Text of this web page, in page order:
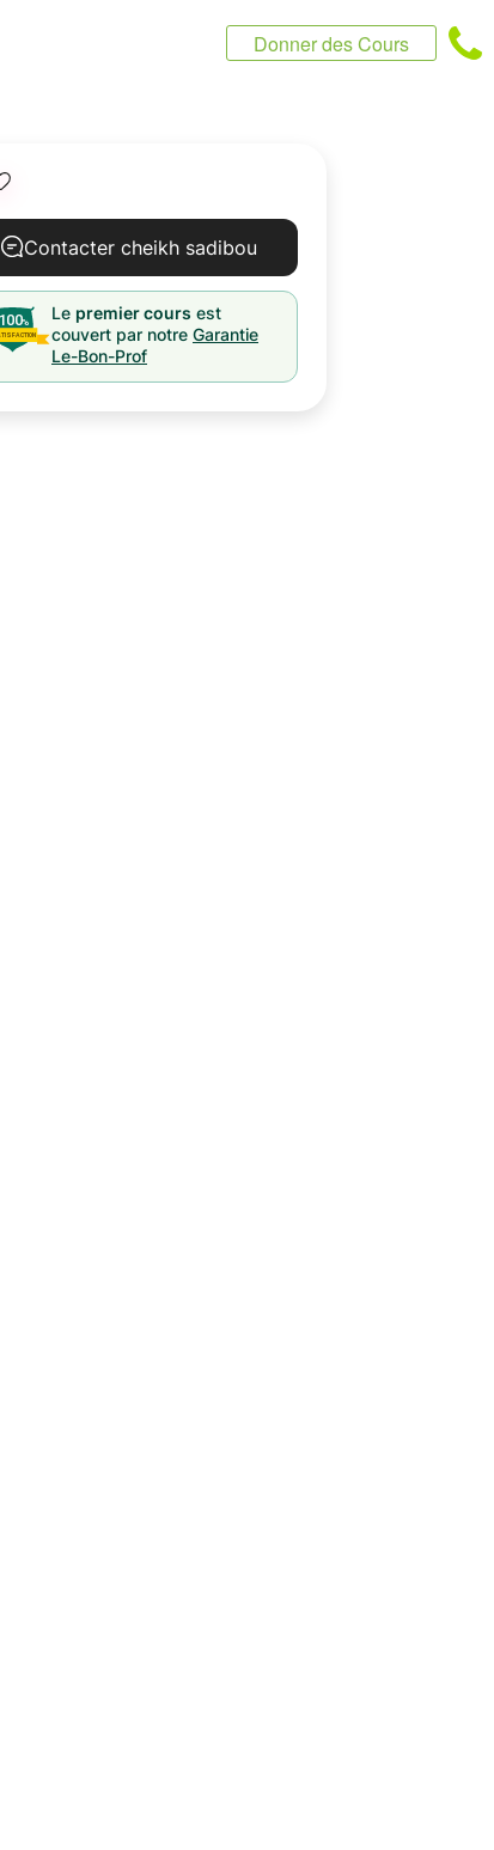
Donner des Cours
Contacter cheikh sadibou
Le premier cours est
couvert par notre Garantie
Le-Bon-Prof